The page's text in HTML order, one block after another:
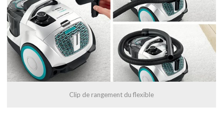
Clip de rangement du flexible